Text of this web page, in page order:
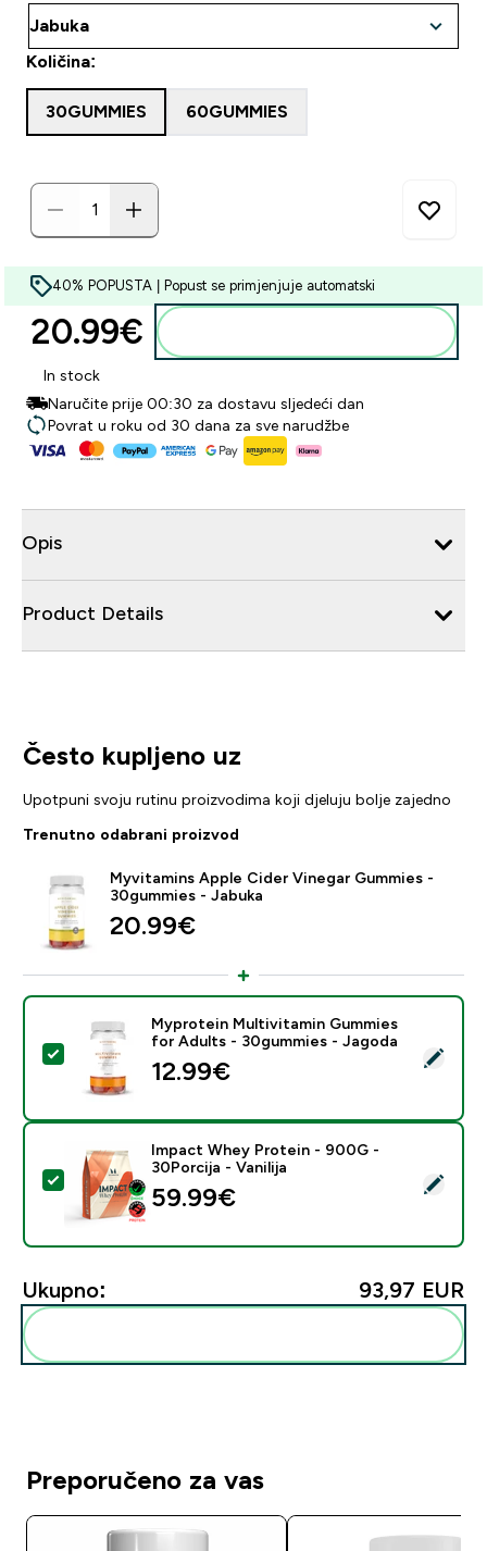
Količina:
30GUMMIES 60GUMMIES
40% POPUSTA | Popust se primjenjuje automatski
20.99€‎
In stock
Naručite prije 00:30 za dostavu sljedeći dan
Povrat u roku od 30 dana za sve narudžbe
Opis
Product Details
Često kupljeno uz
Upotpuni svoju rutinu proizvodima koji djeluju bolje zajedno
Trenutno odabrani proizvod
Myvitamins Apple Cider Vinegar Gummies -
30gummies - Jabuka
20.99€‎
Odaberi ovaj proizvod - Myprotein Multivitamin
Myprotein Multivitamin Gummies
for Adults - 30gummies - Jagoda
12.99€‎
Odaberi ovaj proizvod - Impact Whey Protein - 900G
Impact Whey Protein - 900G -
30Porcija - Vanilija
59.99€‎
Ukupno: 93,97 EUR‎
Preporučeno za vas